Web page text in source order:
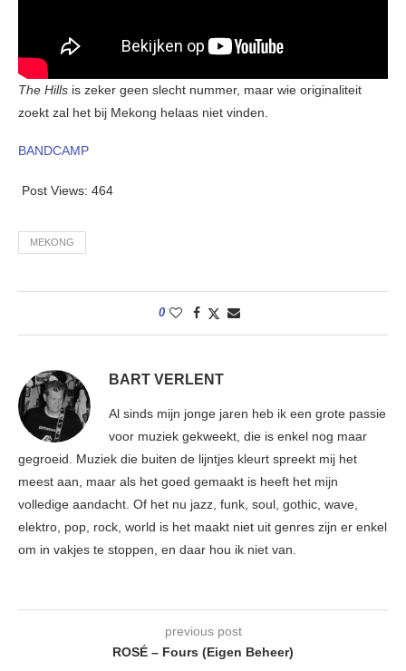
The Hills is zeker geen slecht nummer, maar wie originaliteit
zoekt zal het bij Mekong helaas niet vinden.
BANDCAMP
Post Views: 464
MEKONG
0
BART VERLENT
Al sinds mijn jonge jaren heb ik een grote passie
voor muziek gekweekt, die is enkel nog maar
gegroeid. Muziek die buiten de lijntjes kleurt spreekt mij het
meest aan, maar als het goed gemaakt is heeft het mijn
volledige aandacht. Of het nu jazz, funk, soul, gothic, wave,
elektro, pop, rock, world is het maakt niet uit genres zijn er enkel
om in vakjes te stoppen, en daar hou ik niet van.
previous post
ROSÉ – Fours (Eigen Beheer)